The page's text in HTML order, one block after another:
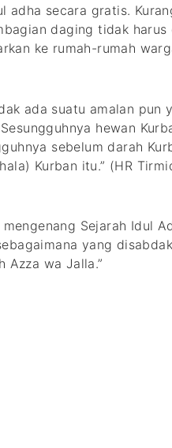
adha secara gratis.
daging tidak
ke rumah-rumah
ada suatu amalan
hewan
sebelum darah
Kurban itu.” (HR
Sejarah Idul
yang
Azza wa Jalla.”